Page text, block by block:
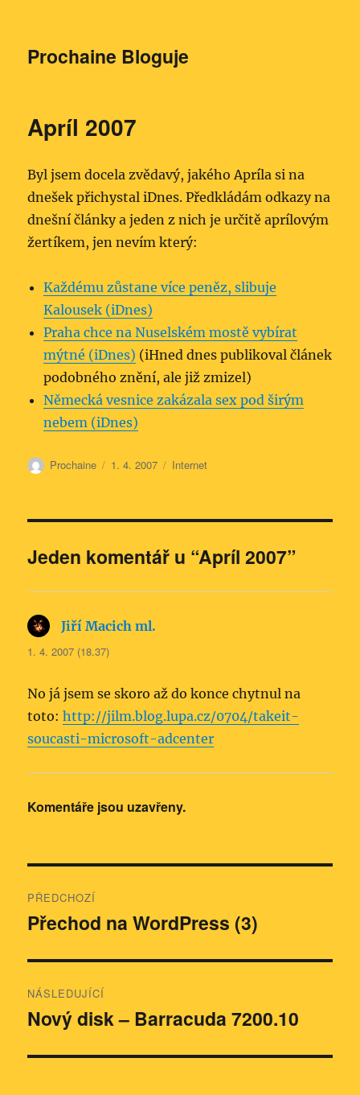
Prochaine Bloguje
Apríl 2007
Byl jsem docela zvědavý, jakého Apríla si na
dnešek přichystal iDnes. Předkládám odkazy na
dnešní články a jeden z nich je určitě aprílovým
žertíkem, jen nevím který:
Každému zůstane více peněz, slibuje
Kalousek (iDnes)
Praha chce na Nuselském mostě vybírat
mýtné (iDnes) (iHned dnes publikoval článek
podobného znění, ale již zmizel)
Německá vesnice zakázala sex pod širým
nebem (iDnes)
Autor:
Prochaine Publikováno:
1. 4. 2007 Rubriky:
Internet
Jeden komentář u “Apríl 2007”
Jiří Macich ml.
1. 4. 2007 (18.37)
No já jsem se skoro až do konce chytnul na
toto:http://jilm.blog.lupa.cz/0704/takeit-
soucasti-microsoft-adcenter
Komentáře jsou uzavřeny.
pro
PŘEDCHOZÍ
Předchozí
Přechod na WordPress (3)
NÁSLEDUJÍCÍ
Následující
Nový disk – Barracuda 7200.10